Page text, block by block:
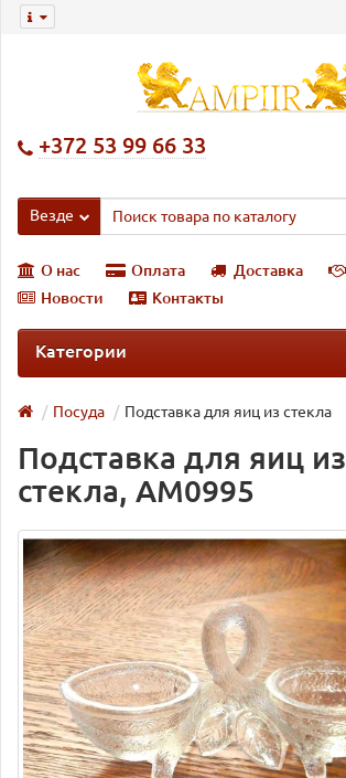
+372 53 99 66 33
Везде
О нас Оплата Доставка
Новости
Контакты
Категории
Посуда Подставка для яиц из стекла
Подставка для яиц из
стекла, AM0995